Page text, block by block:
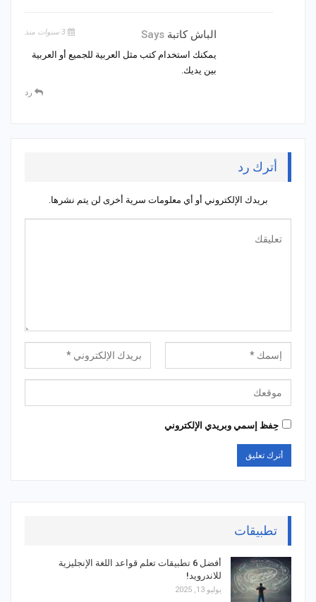
الباش كاتبة Says
يمكنك استخدام كتب مثل العربية للجميع أو العربية
بين يديك.
رد
أترك رد
بريدك الإلكتروني أو أي معلومات سرية أخرى لن يتم نشرها.
حِفظ إسمي وبريدي الإلكتروني
تطبيقات
أفضل 6 تطبيقات تعلم قواعد اللغة الإنجليزية
للاندرويد!
يوليو 13, 2025